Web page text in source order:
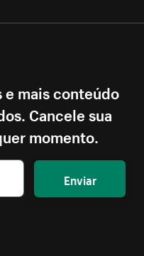
mais conteúdo
Cancele sua
momento.
Enviar